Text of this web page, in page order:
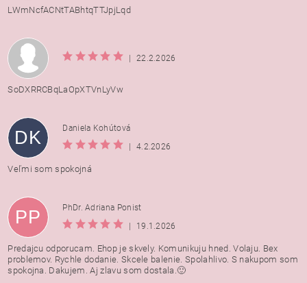
LWmNcfACNtTABhtqTTJpjLqd
| 22.2.2026
SoDXRRCBqLaOpXTVnLyVw
DK
Daniela Kohútová
|
4.2.2026
Veľmi som spokojná
PP
PhDr. Adriana Ponist
|
19.1.2026
Predajcu odporucam. Ehop je skvely. Komunikuju hned. Volaju. Bex
problemov. Rychle dodanie. Skcele balenie. Spolahlivo. S nakupom som
spokojna. Dakujem. Aj zlavu som dostala.🙂